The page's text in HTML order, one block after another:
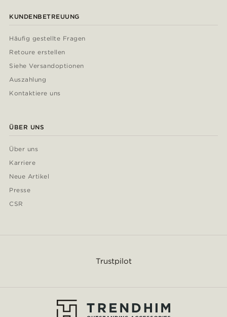
KUNDENBETREUUNG
Häufig gestellte Fragen
Retoure erstellen
Siehe Versandoptionen
Auszahlung
Kontaktiere uns
ÜBER UNS
Über uns
Karriere
Neue Artikel
Presse
CSR
Trustpilot